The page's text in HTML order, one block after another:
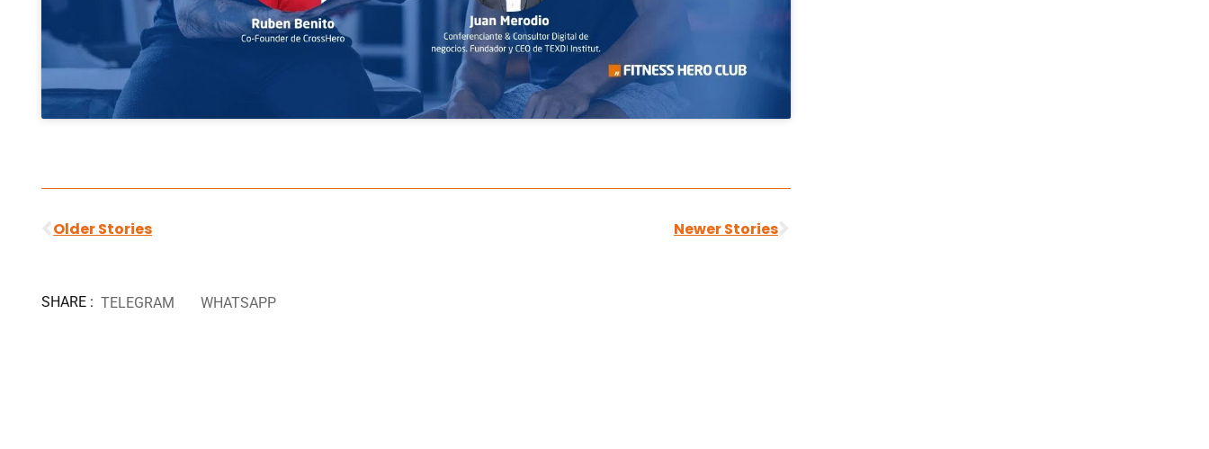
Older Stories Newer Stories
SHARE : TELEGRAM WHATSAPP